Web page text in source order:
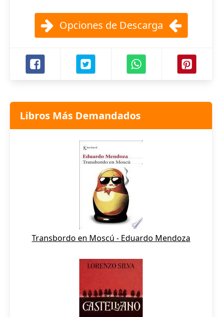
Opciones de Descarga
Libros Más Demandados
Transbordo en Moscú - Eduardo Mendoza